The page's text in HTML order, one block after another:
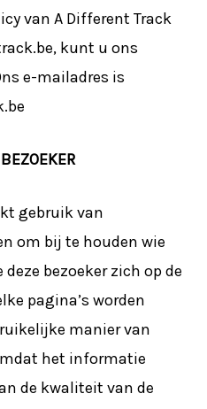
van A Different Track
kunt u ons
e-mailadres is
gebruik van
om bij te houden wie
bezoeker zich op de
pagina’s worden
manier van
het informatie
de kwaliteit van de